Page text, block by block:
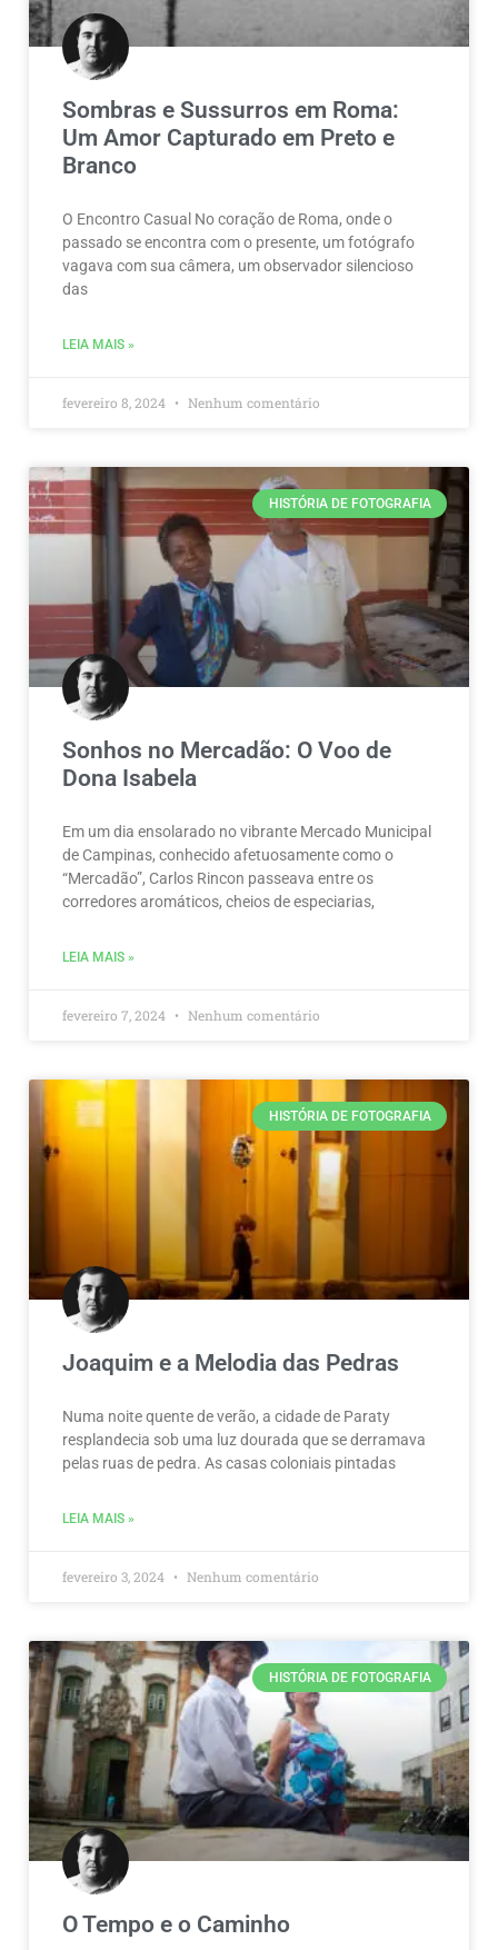
Sombras e Sussurros em Roma:
Um Amor Capturado em Preto e
Branco
O Encontro Casual No coração de Roma, onde o
passado se encontra com o presente, um fotógrafo
vagava com sua câmera, um observador silencioso
das
LEIA MAIS »
fevereiro 8, 2024 Nenhum comentário
HISTÓRIA DE FOTOGRAFIA
Sonhos no Mercadão: O Voo de
Dona Isabela
Em um dia ensolarado no vibrante Mercado Municipal
de Campinas, conhecido afetuosamente como o
“Mercadão”, Carlos Rincon passeava entre os
corredores aromáticos, cheios de especiarias,
LEIA MAIS »
fevereiro 7, 2024 Nenhum comentário
HISTÓRIA DE FOTOGRAFIA
Joaquim e a Melodia das Pedras
Numa noite quente de verão, a cidade de Paraty
resplandecia sob uma luz dourada que se derramava
pelas ruas de pedra. As casas coloniais pintadas
LEIA MAIS »
fevereiro 3, 2024 Nenhum comentário
HISTÓRIA DE FOTOGRAFIA
O Tempo e o Caminho